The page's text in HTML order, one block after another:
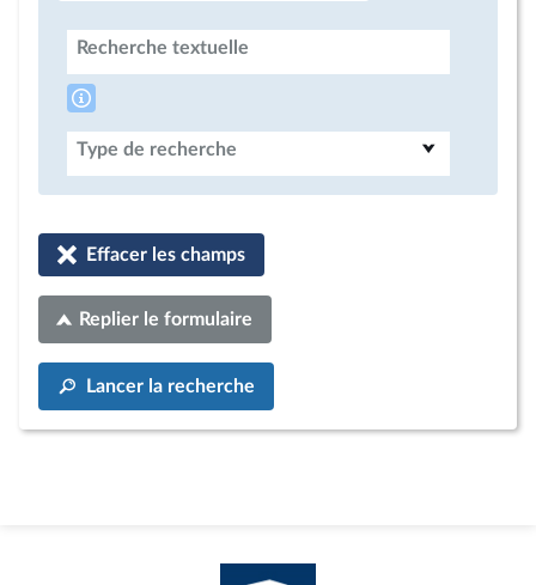
Recherche textuelle
Type de recherche
Effacer les champs
Replier le formulaire
Lancer la recherche